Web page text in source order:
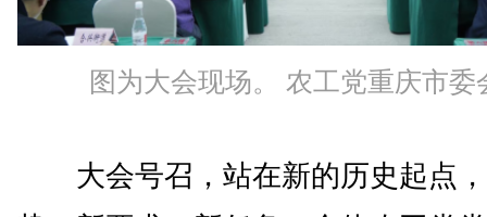
图为大会现场。 农工党重庆市委
大会号召，站在新的历史起点，